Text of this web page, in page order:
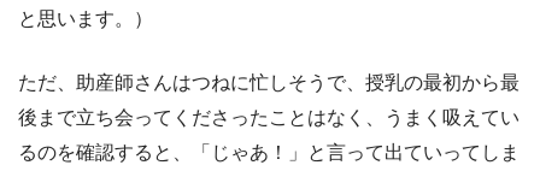
と思います。）
ただ、助産師さんはつねに忙しそうで、授乳の最初から最
後まで立ち会ってくださったことはなく、うまく吸えてい
るのを確認すると、「じゃあ！」と言って出ていってしま